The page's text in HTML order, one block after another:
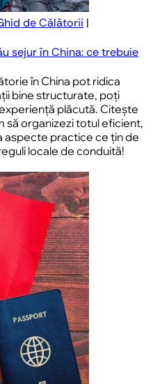
de Călătorii |
sejur în China: ce trebuie
în China pot ridica
bine structurate, poți
plăcută. Citește
să organizezi totul eficient,
aspecte practice ce țin de
locale de conduită!